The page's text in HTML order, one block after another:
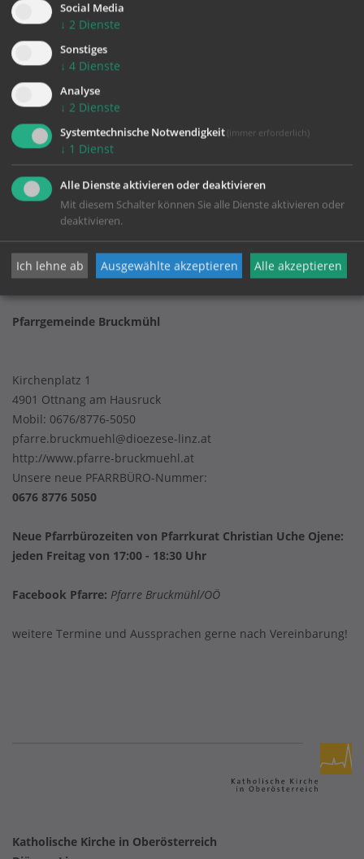
Datenschutz
Pfarrgemeinde Bruckmühl
Kirchenplatz 1
4901 Ottnang am Hausruck
Mobil: 0676/8776-5050
pfarre.bruckmuehl@dioezese-linz.at
http://www.pfarre-bruckmuehl.at
Unsere neue PFARRBÜRO-Nummer:
0676 8776 5050
Neue Pfarrbürozeiten von Pfarrkurat Christian Uche Ojene:
jeden Freitag von 17:00 - 18:30 Uhr
Facebook Pfarre: Pfarre Bruckmühl/OÖ
weitere Termine und Aussprachen gerne nach Vereinbarung!
Katholische Kirche in Oberösterreich
Social Media
↓ 2 Dienste
Sonstiges
↓ 4 Dienste
Analyse
↓ 2 Dienste
Systemtechnische Notwendigkeit (immer erforderlich)
↓ 1 Dienst
Alle Dienste aktivieren oder deaktivieren
Mit diesem Schalter können Sie alle Dienste aktivieren oder
deaktivieren.
Ich lehne ab Ausgewählte akzeptieren Alle akzeptieren